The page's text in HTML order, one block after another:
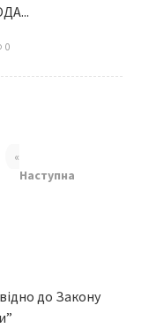
0
«
Наступна
до Закону